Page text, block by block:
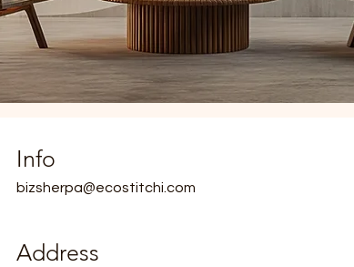
Info
bizsherpa@ecostitchi.com
Address